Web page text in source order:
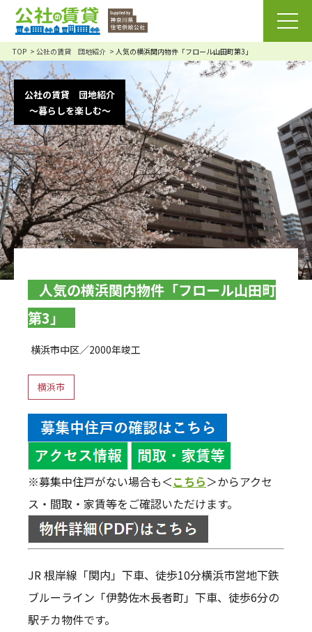
TOP 公社の賃貸 団地紹介 人気の横浜関内物件「フロール山田町第3」
公社の賃貸 団地紹介
～暮らしを楽しむ～
人気の横浜関内物件「フロール山田町
第3」
横浜市中区／2000年竣工
横浜市
※募集中住戸がない場合も＜こちら＞からアクセ
ス・間取・家賃等をご確認いただけます。
JR 根岸線「関内」下車、徒歩10分横浜市営地下鉄
ブルーライン「伊勢佐木長者町」下車、徒歩6分の
駅チカ物件です。